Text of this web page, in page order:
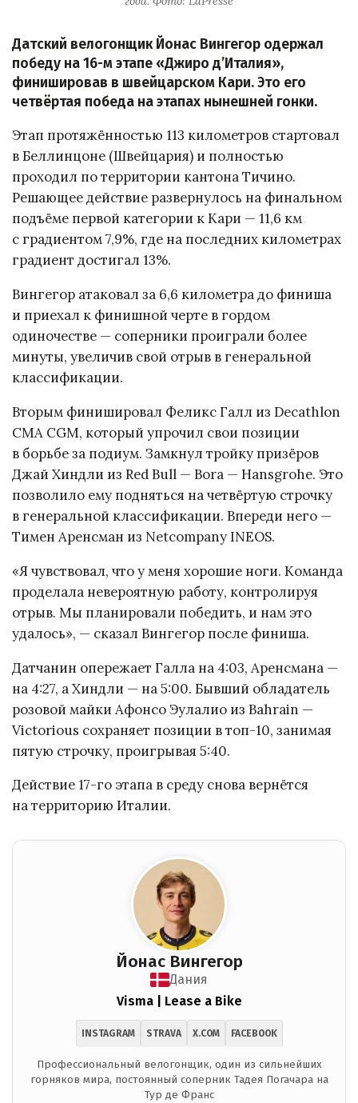
Датский велогонщик Йонас Вингегор одержал
победу на 16-м этапе «Джиро д’Италия»,
финишировав в швейцарском Кари. Это его
четвёртая победа на этапах нынешней гонки.
Этап протяжённостью 113 километров стартовал
в Беллинцоне (Швейцария) и полностью
проходил по территории кантона Тичино.
Решающее действие развернулось на финальном
подъёме первой категории к Кари — 11,6 км
с градиентом 7,9%, где на последних километрах
градиент достигал 13%.
Вингегор атаковал за 6,6 километра до финиша
и приехал к финишной черте в гордом
одиночестве — соперники проиграли более
минуты, увеличив свой отрыв в генеральной
классификации.
Вторым финишировал Феликс Галл из Decathlon
CMA CGM, который упрочил свои позиции
в борьбе за подиум. Замкнул тройку призёров
Джай Хиндли из Red Bull — Bora — Hansgrohe. Это
позволило ему подняться на четвёртую строчку
в генеральной классификации. Впереди него —
Тимен Аренсман из Netcompany INEOS.
«Я чувствовал, что у меня хорошие ноги. Команда
проделала невероятную работу, контролируя
отрыв. Мы планировали победить, и нам это
удалось», — сказал Вингегор после финиша.
Датчанин опережает Галла на 4:03, Аренсмана —
на 4:27, а Хиндли — на 5:00. Бывший обладатель
розовой майки Афонсо Эулалио из Bahrain —
Victorious сохраняет позиции в топ-10, занимая
пятую строчку, проигрывая 5:40.
Действие 17-го этапа в среду снова вернётся
на территорию Италии.
Йонас Вингегор
Дания
Visma | Lease a Bike
INSTAGRAM STRAVA X.COM FACEBOOK
Профессиональный велогонщик, один из сильнейших
горняков мира, постоянный соперник Тадея Погачара на
Тур де Франс